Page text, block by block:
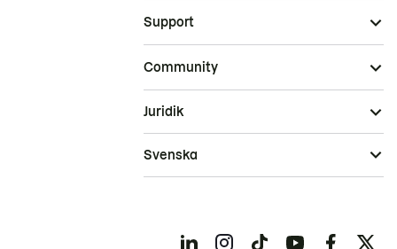
Support
Community
Juridik
Svenska